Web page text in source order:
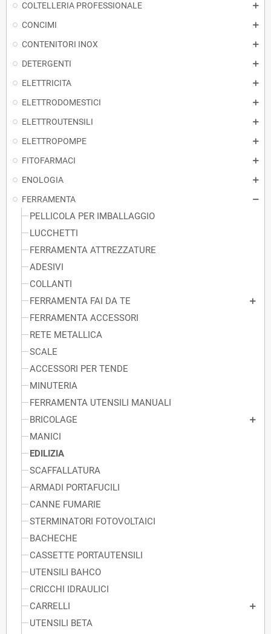
COLTELLERIA PROFESSIONALE
CONCIMI
CONTENITORI INOX
DETERGENTI
ELETTRICITA
ELETTRODOMESTICI
ELETTROUTENSILI
ELETTROPOMPE
FITOFARMACI
ENOLOGIA
FERRAMENTA
PELLICOLA PER IMBALLAGGIO
LUCCHETTI
FERRAMENTA ATTREZZATURE
ADESIVI
COLLANTI
FERRAMENTA FAI DA TE
FERRAMENTA ACCESSORI
RETE METALLICA
SCALE
ACCESSORI PER TENDE
MINUTERIA
FERRAMENTA UTENSILI MANUALI
BRICOLAGE
MANICI
EDILIZIA
SCAFFALLATURA
ARMADI PORTAFUCILI
CANNE FUMARIE
STERMINATORI FOTOVOLTAICI
BACHECHE
CASSETTE PORTAUTENSILI
UTENSILI BAHCO
CRICCHI IDRAULICI
CARRELLI
UTENSILI BETA